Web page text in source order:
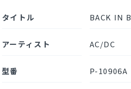
タイトル BACK IN
アーティスト AC/DC
型番 P-10906A